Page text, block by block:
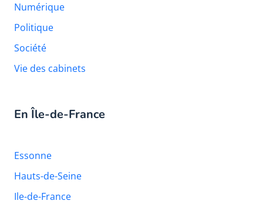
Numérique
Politique
Société
Vie des cabinets
En Île-de-France
Essonne
Hauts-de-Seine
Ile-de-France